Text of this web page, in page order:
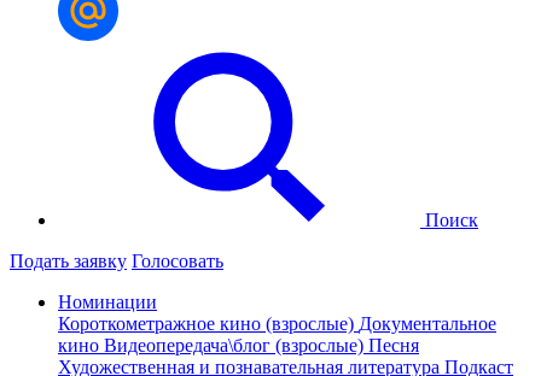
Поиск
Подать заявку Голосовать
Номинации
Короткометражное кино (взрослые) Документальное
кино Видеопередача\блог (взрослые) Песня
Художественная и познавательная литература Подкаст